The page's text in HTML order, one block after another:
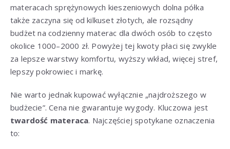
materacach sprężynowych kieszeniowych dolna półka
także zaczyna się od kilkuset złotych, ale rozsądny
budżet na codzienny materac dla dwóch osób to często
okolice 1000–2000 zł. Powyżej tej kwoty płaci się zwykle
za lepsze warstwy komfortu, wyższy wkład, więcej stref,
lepszy pokrowiec i markę.
Nie warto jednak kupować wyłącznie „najdroższego w
budżecie”. Cena nie gwarantuje wygody. Kluczowa jest
twardość materaca. Najczęściej spotykane oznaczenia
to: